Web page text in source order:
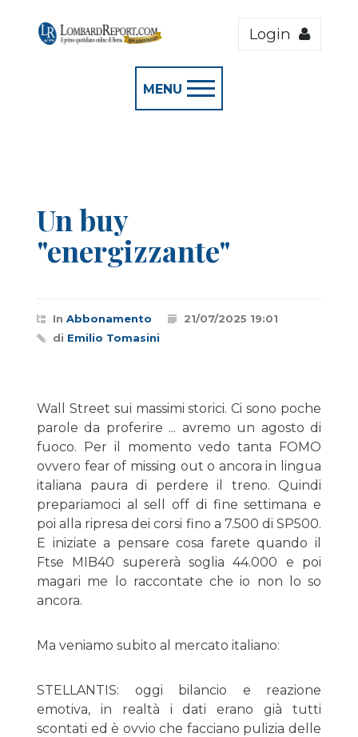
Login
MENU
Un buy
"energizzante"
In Abbonamento
21/07/2025 19:01
di Emilio Tomasini
Wall Street sui massimi storici. Ci sono poche
parole da proferire ... avremo un agosto di
fuoco. Per il momento vedo tanta FOMO
ovvero fear of missing out o ancora in lingua
italiana paura di perdere il treno. Quindi
prepariamoci al sell off di fine settimana e
poi alla ripresa dei corsi fino a 7.500 di SP500.
E iniziate a pensare cosa farete quando il
Ftse MIB40 supererà soglia 44.000 e poi
magari me lo raccontate che io non lo so
ancora.
Ma veniamo subito al mercato italiano:
STELLANTIS: oggi bilancio e reazione
emotiva, in realtà i dati erano già tutti
scontati ed è ovvio che facciano pulizia delle